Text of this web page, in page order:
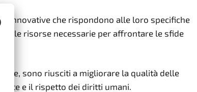
innovative che rispondono alle loro specifiche
le risorse necessarie per affrontare le sfide
sono riusciti a migliorare la qualità delle
e il rispetto dei diritti umani.